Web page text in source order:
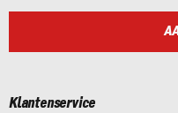
Klantenservice